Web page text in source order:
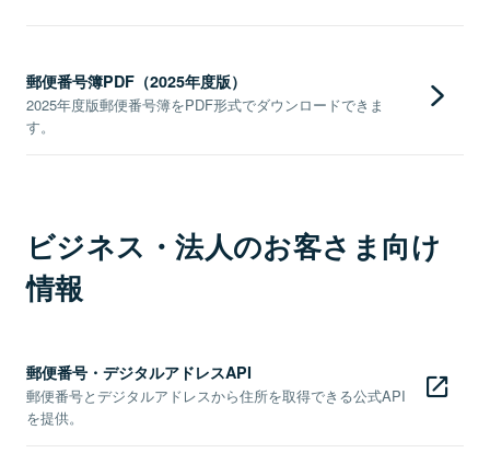
郵便番号簿PDF（2025年度版）
2025年度版郵便番号簿をPDF形式でダウンロードできま
す。
ビジネス・法人のお客さま向け
情報
郵便番号・デジタルアドレスAPI
郵便番号とデジタルアドレスから住所を取得できる公式API
を提供。